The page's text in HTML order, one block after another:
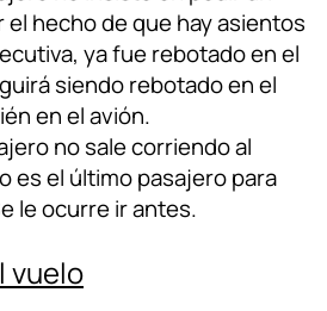
el hecho de que hay asientos
ya fue rebotado en el
siendo rebotado en el
en el avión.
no sale corriendo al
es el último pasajero para
le ocurre ir antes.
vuelo